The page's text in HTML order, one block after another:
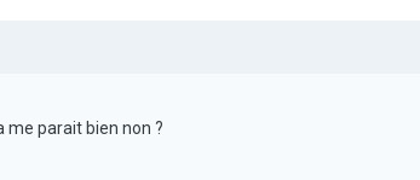
me parait bien non ?